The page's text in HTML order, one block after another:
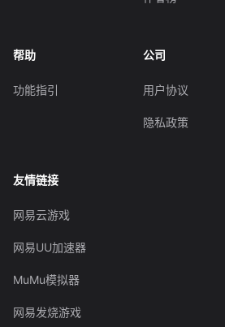
帮助
功能指引
公司
用户协议
隐私政策
友情链接
网易云游戏
网易UU加速器
MuMu模拟器
网易发烧游戏